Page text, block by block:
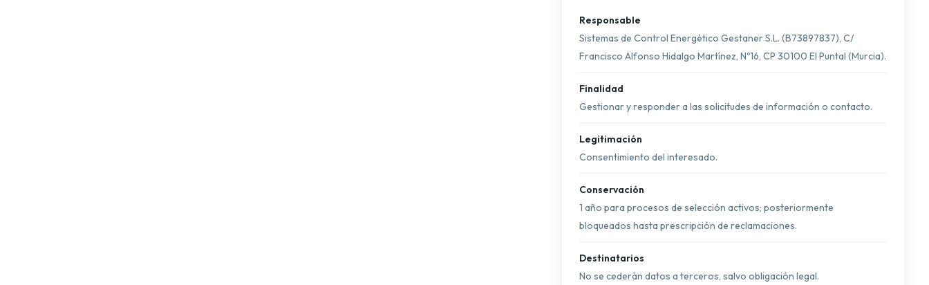
Responsable
Sistemas de Control Energético Gestaner S.L. (B73897837), C/
Francisco Alfonso Hidalgo Martínez, Nº16, CP 30100 El Puntal (Murcia).
Finalidad
Gestionar y responder a las solicitudes de información o contacto.
Legitimación
Consentimiento del interesado.
Conservación
1 año para procesos de selección activos; posteriormente
bloqueados hasta prescripción de reclamaciones.
Destinatarios
No se cederán datos a terceros, salvo obligación legal.